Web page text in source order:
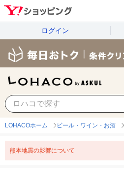
ログイン
LOHACOホーム ビール・ワイン・お酒
熊本地震の影響について